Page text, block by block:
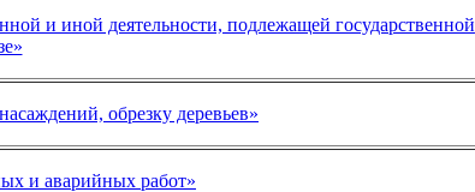
и иной деятельности, подлежащей государственной
обрезку деревьев»
и аварийных работ»